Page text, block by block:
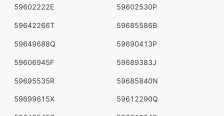
59602222E 59602530P
59642266T 59685586B
59649688Q 59690413P
59606945F 59689383J
59695535R 59685840N
59699615X 59612290Q